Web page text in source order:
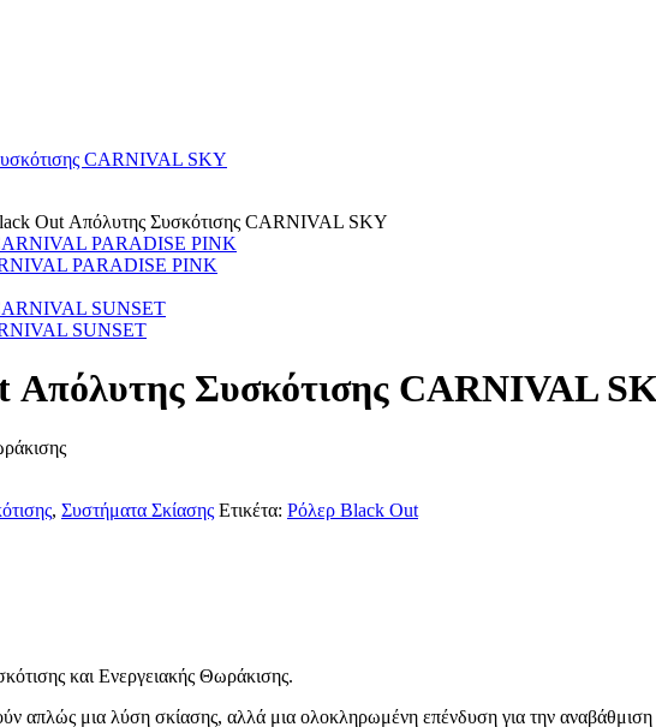
Out Απόλυτης Συσκότισης CARNIVAL SKY
PARADISE PINK
SUNSET
Απόλυτης Συσκότισης CARNIVAL
, Συστήματα Σκίασης Ετικέτα: Ρόλερ Black Out
και Ενεργειακής Θωράκισης.
απλώς μια λύση σκίασης, αλλά μια ολοκληρωμένη επένδυση για την